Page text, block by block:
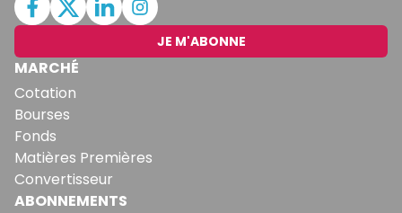
JE M'ABONNE
MARCHÉ
Cotation
Bourses
Fonds
Matières Premières
Convertisseur
ABONNEMENTS